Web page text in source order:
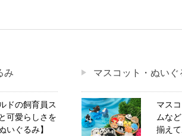
み
ドの飼育員ス
可愛らしさを
いぐるみ】
マスコット・ぬいぐ
マス
ムな
揃え